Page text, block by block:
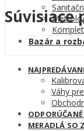
Bazár a
Váhy
MERADLÁ SO
Súvisiace